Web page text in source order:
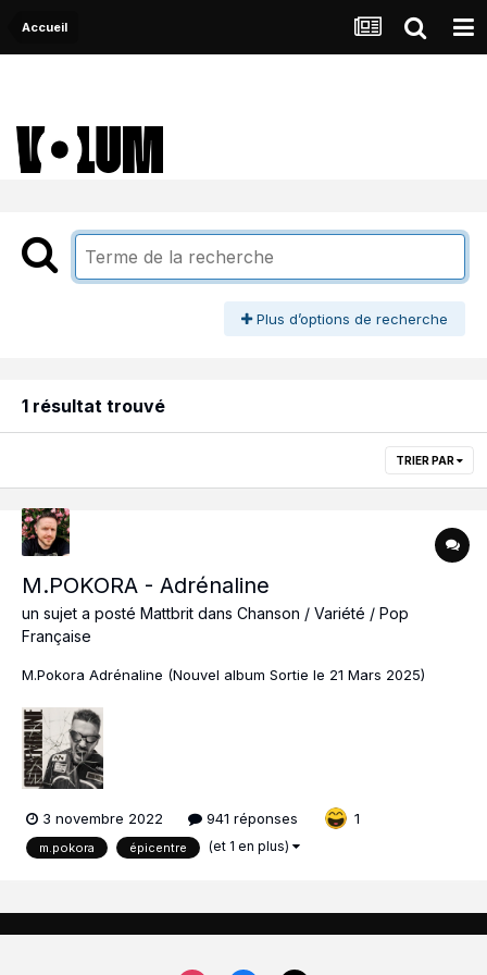
Accueil
Plus d’options de recherche
1 résultat trouvé
TRIER PAR
M.POKORA - Adrénaline
un sujet a posté Mattbrit dans Chanson / Variété / Pop
Française
M.Pokora Adrénaline (Nouvel album Sortie le 21 Mars 2025)
3 novembre 2022 941 réponses 1
m.pokora épicentre (et 1 en plus)